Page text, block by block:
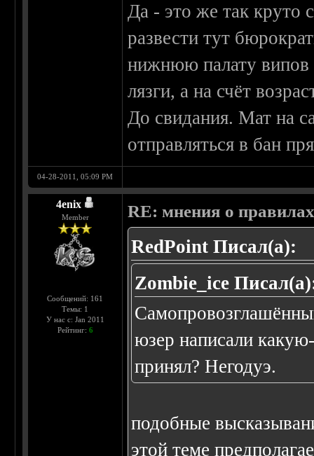
Да - это же так круто
развести тут
нижнюю палату випов
лязги, а на счёт
До свидания. Мат на
отправляться в бан
04-28-2011, 05:09 PM
4enix
Member
Сообщений: 161
Темы: 1
У нас с: Jan 2011
Рейтинг: 6
RE: мнения о
RedPoint Писал(а):
Zombie_ice
юзер написали
принял? Негодуэ.
подобные
этой теме